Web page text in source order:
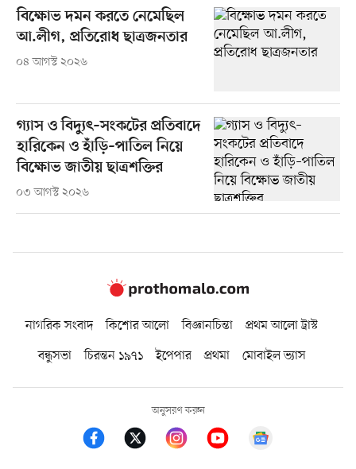
বিক্ষোভ দমন করতে নেমেছিল
আ.লীগ, প্রতিরোধ ছাত্রজনতার
০৪ আগস্ট ২০২৬
গ্যাস ও বিদ্যুৎ–সংকটের প্রতিবাদে
হারিকেন ও হাঁড়ি–পাতিল নিয়ে
বিক্ষোভ জাতীয় ছাত্রশক্তির
০৩ আগস্ট ২০২৬
নাগরিক সংবাদ কিশোর আলো বিজ্ঞানচিন্তা
প্রথম আলো ট্রাস্ট
বন্ধুসভা
চিরন্তন ১৯৭১ ইপেপার প্রথমা মোবাইল ভ্যাস
অনুসরণ করুন